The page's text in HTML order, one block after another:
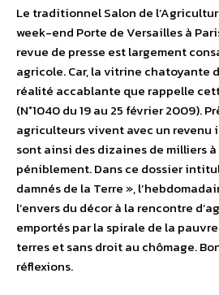
Le traditionnel Salon de
week-end Porte de Versailles à
revue de presse est largement
agricole. Car, la vitrine chatoyante
réalité accablante que rappelle
(N°1040 du 19 au 25 février 2009).
agriculteurs vivent avec un revenu
sont ainsi des dizaines de milliers
péniblement. Dans ce dossier
damnés de la Terre »,
l’envers du décor à la rencontre
emportés par la spirale de la
terres et sans droit au chômage.
réflexions.